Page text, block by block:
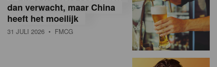
a
dan verwacht, maar China
heeft het moeilijk
31 JULI 2026 • FMCG